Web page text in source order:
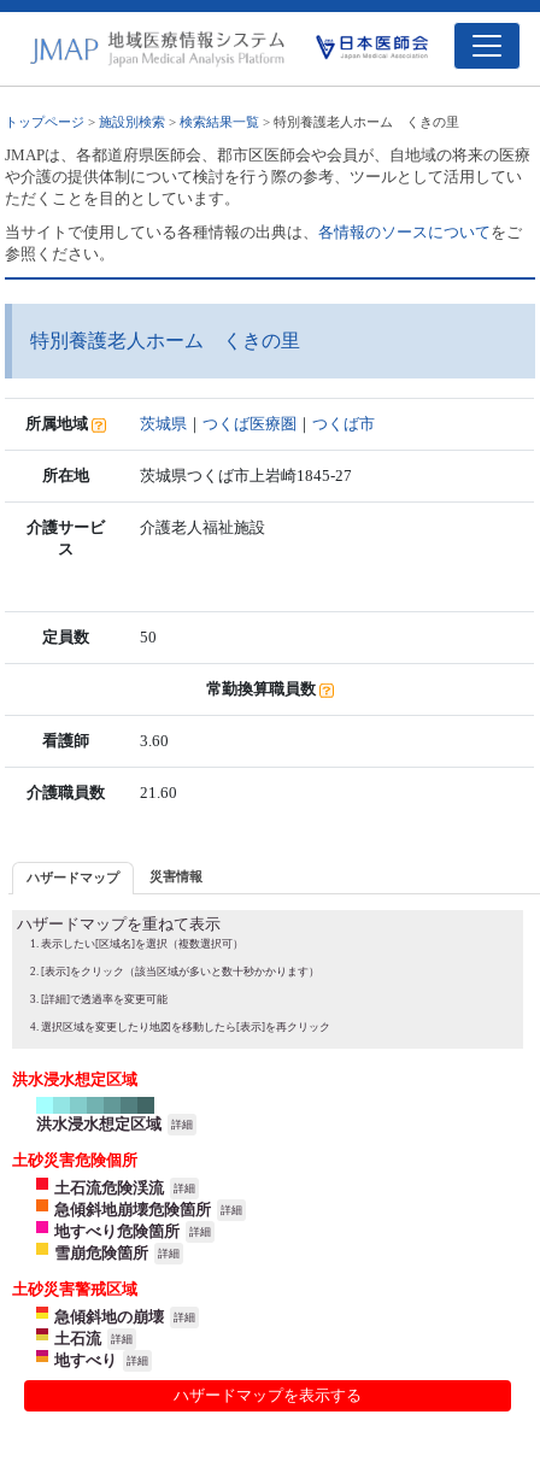
トップページ >施設別検索 >検索結果一覧 > 特別養護老人ホーム くきの里
JMAPは、各都道府県医師会、郡市区医師会や会員が、自地域の将来の医療
や介護の提供体制について検討を行う際の参考、ツールとして活用してい
ただくことを目的としています。
当サイトで使用している各種情報の出典は、各情報のソースについてをご
参照ください。
特別養護老人ホーム くきの里
所属地域 茨城県 ｜つくば医療圏 ｜つくば市
所在地 茨城県つくば市上岩崎1845-27
介護サービ
ス
介護老人福祉施設
定員数 50
常勤換算職員数
看護師 3.60
介護職員数 21.60
ハザードマップ 災害情報
ハザードマップを重ねて表示
表示したい[区域名]を選択（複数選択可）
[表示]をクリック（該当区域が多いと数十秒かかります）
[詳細]で透過率を変更可能
選択区域を変更したり地図を移動したら[表示]を再クリック
洪水浸水想定区域
洪水浸水想定区域 詳細
土砂災害危険個所
土石流危険渓流
詳細
急傾斜地崩壊危険箇所 詳細
地すべり危険箇所 詳細
雪崩危険箇所 詳細
土砂災害警戒区域
急傾斜地の崩壊
詳細
土石流 詳細
地すべり 詳細
ハザードマップを表示する